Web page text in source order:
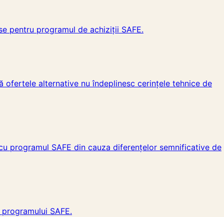
pentru programul de achiziții SAFE.
ofertele alternative nu îndeplinesc cerințele tehnice de
programul SAFE din cauza diferențelor semnificative de
SAFE.